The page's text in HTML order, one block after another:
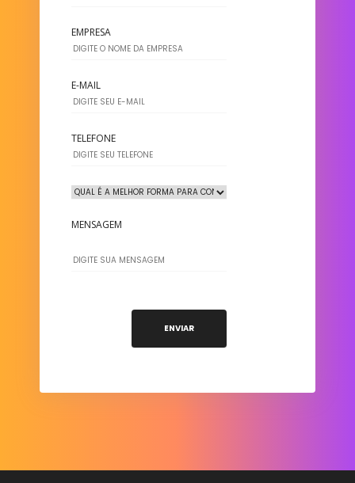
EMPRESA
E-MAIL
TELEFONE
MENSAGEM